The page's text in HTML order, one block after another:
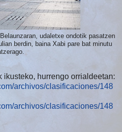
udaletxe ondotik pasatzen
berdin, baina Xabi pare bat minutu
hurrengo orrialdeetan:
archivos/clasificaciones/148
archivos/clasificaciones/148